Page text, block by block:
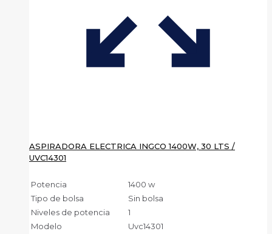
ASPIRADORA ELECTRICA INGCO 1400W, 30 LTS /
UVC14301
Potencia
1400 w
Tipo de bolsa
Sin bolsa
Niveles de potencia
1
Modelo
Uvc14301